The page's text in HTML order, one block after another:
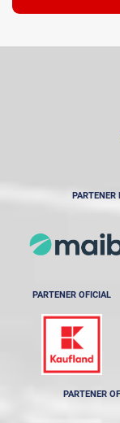
PARTENER
PARTENER OFICIAL
PARTENER